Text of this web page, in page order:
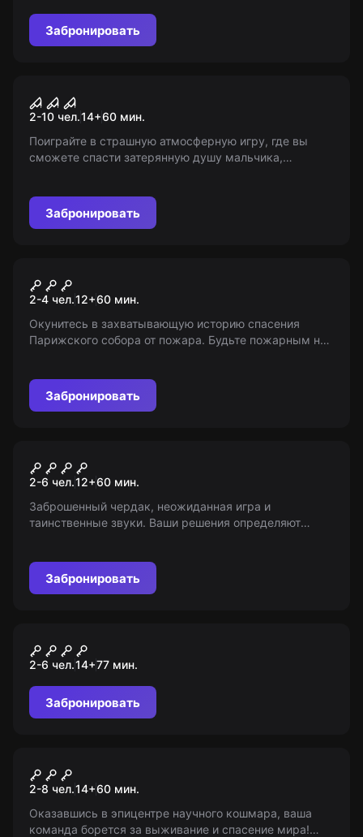
Забронировать
Астрал
2-10 чел.14+60 мин.
Поиграйте в страшную атмосферную игру, где вы
сможете спасти затерянную душу мальчика,
собственными страхами? 13+
Забронировать
Нотр-Дам-де-Пари в огне
2-4 чел.12+60 мин.
Окунитесь в захватывающую историю спасения
Парижского собора от пожара. Будьте пожарным на
Забронировать
Джуманджи
2-6 чел.12+60 мин.
Заброшенный чердак, неожиданная игра и
таинственные звуки. Ваши решения определяют
Забронировать
Пять жизней
2-6 чел.14+77 мин.
Забронировать
Эпидемия
2-8 чел.14+60 мин.
Оказавшись в эпицентре научного кошмара, ваша
команда борется за выживание и спасение мира!